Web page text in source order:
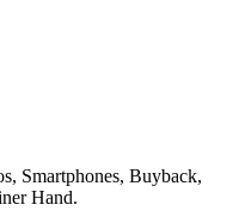
Smartphones, Buyback,
Hand.